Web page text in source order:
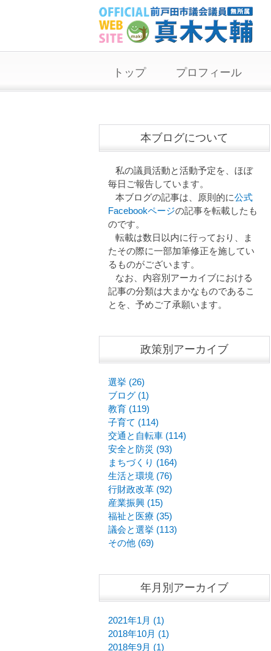
トップ プロフィール
本ブログについて
私の議員活動と活動予定を、ほぼ
毎日ご報告しています。
本ブログの記事は、原則的に公式
Facebookページの記事を転載したも
のです。
転載は数日以内に行っており、ま
たその際に一部加筆修正を施してい
るものがございます。
なお、内容別アーカイブにおける
記事の分類は大まかなものであるこ
とを、予めご了承願います。
政策別アーカイブ
選挙 (26)
ブログ (1)
教育 (119)
子育て (114)
交通と自転車 (114)
安全と防災 (93)
まちづくり (164)
生活と環境 (76)
行財政改革 (92)
産業振興 (15)
福祉と医療 (35)
議会と選挙 (113)
その他 (69)
年月別アーカイブ
2021年1月 (1)
2018年10月 (1)
2018年9月 (1)